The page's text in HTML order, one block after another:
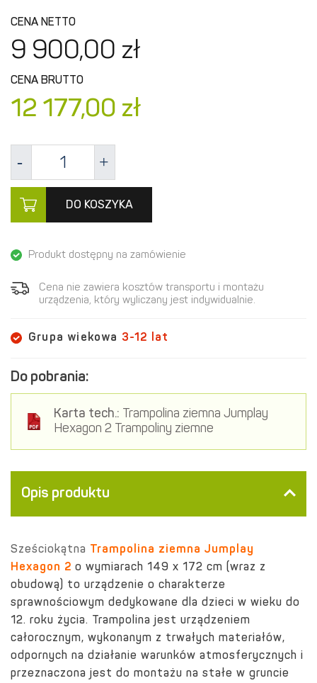
CENA NETTO
9 900,00 zł
CENA BRUTTO
12 177,00 zł
DO KOSZYKA
Produkt dostępny na zamówienie
Cena nie zawiera kosztów transportu i montażu
urządzenia, który wyliczany jest indywidualnie.
Grupa wiekowa 3-12 lat
Do pobrania:
Karta tech.: Trampolina ziemna Jumplay
Hexagon 2 Trampoliny ziemne
Opis produktu
Sześciokątna
Trampolina ziemna Jumplay
Hexagon 2 o wymiarach 149 x 172 cm (wraz z
obudową) to urządzenie o charakterze
sprawnościowym dedykowane dla dzieci w wieku do
12. roku życia. Trampolina jest urządzeniem
całorocznym, wykonanym z trwałych materiałów,
odpornych na działanie warunków atmosferycznych i
przeznaczona jest do montażu na stałe w gruncie